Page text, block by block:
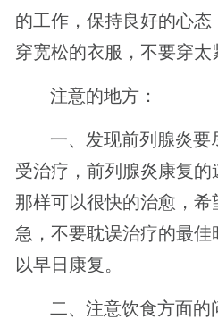
的工作，保持良好的心
穿宽松的衣服，不要穿太
注意的地方：
一、发现前列腺炎
受治疗，前列腺炎康复
那样可以很快的治愈，
急，不要耽误治疗的最
以早日康复。
二、注意饮食方面的